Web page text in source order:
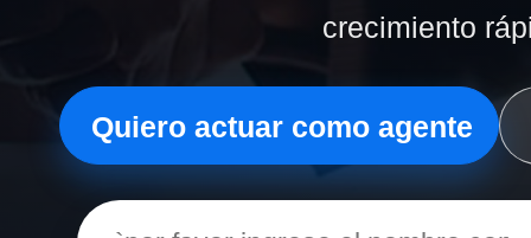
crecimiento
Quiero actuar como agente